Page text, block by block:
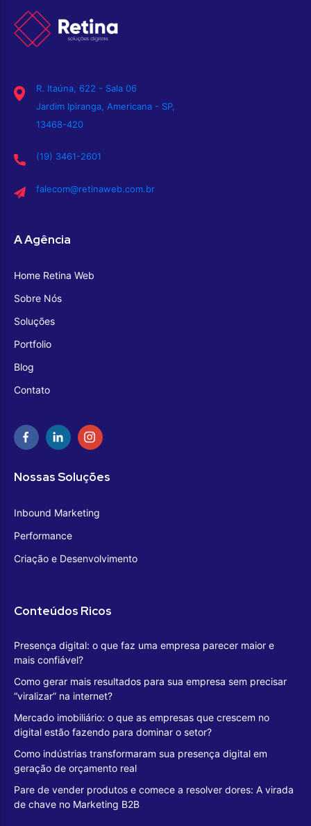
R. Itaúna, 622 - Sala 06
Jardim Ipiranga, Americana - SP,
13468-420
(19) 3461-2601
falecom@retinaweb.com.br
A Agência
Home Retina Web
Sobre Nós
Soluções
Portfolio
Blog
Contato
Nossas Soluções
Inbound Marketing
Performance
Criação e Desenvolvimento
Conteúdos Ricos
Presença digital: o que faz uma empresa parecer maior e
mais confiável?
Como gerar mais resultados para sua empresa sem precisar
“viralizar” na internet?
Mercado imobiliário: o que as empresas que crescem no
digital estão fazendo para dominar o setor?
Como indústrias transformaram sua presença digital em
geração de orçamento real
Pare de vender produtos e comece a resolver dores: A virada
de chave no Marketing B2B